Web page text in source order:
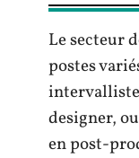
Le secteur
postes
designer,
en post-